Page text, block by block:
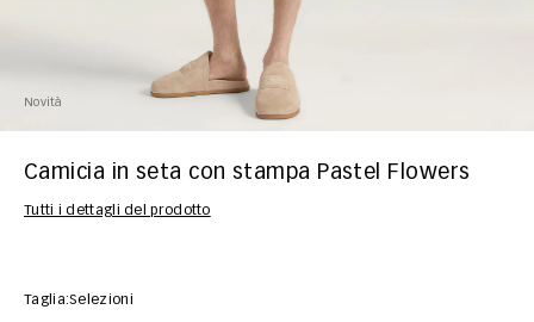
Novità
Camicia in seta con stampa Pastel Flowers
Tutti i dettagli del prodotto
Taglia:Selezioni